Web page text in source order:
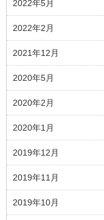
2022年5月
2022年2月
2021年12月
2020年5月
2020年2月
2020年1月
2019年12月
2019年11月
2019年10月